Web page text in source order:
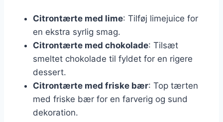
Citrontærte med lime: Tilføj limejuice for
en ekstra syrlig smag.
Citrontærte med chokolade: Tilsæt
smeltet chokolade til fyldet for en rigere
dessert.
Citrontærte med friske bær: Top tærten
med friske bær for en farverig og sund
dekoration.